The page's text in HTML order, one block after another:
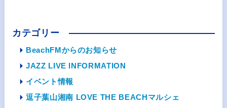
カテゴリー
BeachFMからのお知らせ
JAZZ LIVE INFORMATION
イベント情報
逗子葉山湘南 LOVE THE BEACHマルシェ